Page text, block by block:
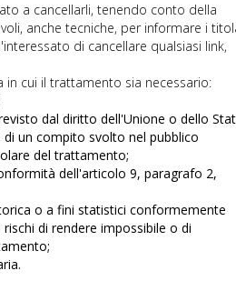
a cancellarli, tenendo conto della
anche tecniche, per informare i
di cancellare qualsiasi link,
in cui il trattamento sia necessario:
dal diritto dell'Unione o dello
un compito svolto nel pubblico
del trattamento;
dell'articolo 9, paragrafo 2,
o a fini statistici conformemente
di rendere impossibile o di